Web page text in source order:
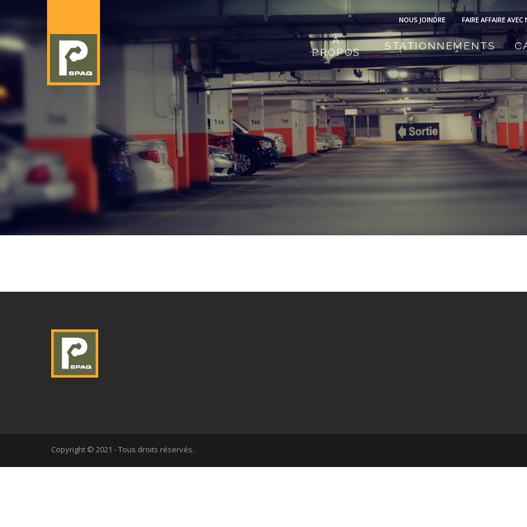
FAIRE AFFAIRE AVEC
NOUS JOINDRE
À
PROPOS
STATIONNEMENTS
Copyright © 2021 - Tous droits réservés.